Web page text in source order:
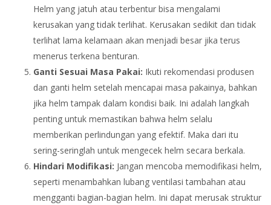
Helm yang jatuh atau terbentur bisa mengalami
kerusakan yang tidak terlihat. Kerusakan sedikit dan tidak
terlihat lama kelamaan akan menjadi besar jika terus
menerus terkena benturan.
Ganti Sesuai Masa Pakai: Ikuti rekomendasi produsen
dan ganti helm setelah mencapai masa pakainya, bahkan
jika helm tampak dalam kondisi baik. Ini adalah langkah
penting untuk memastikan bahwa helm selalu
memberikan perlindungan yang efektif. Maka dari itu
sering-seringlah untuk mengecek helm secara berkala.
Hindari Modifikasi: Jangan mencoba memodifikasi helm,
seperti menambahkan lubang ventilasi tambahan atau
mengganti bagian-bagian helm. Ini dapat merusak struktur